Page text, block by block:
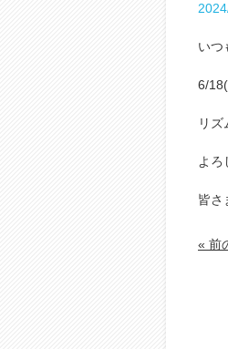
いつ
6/
リズ
よろ
皆さ
« 前